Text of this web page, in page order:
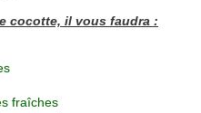
cocotte, il vous faudra :
fraîches